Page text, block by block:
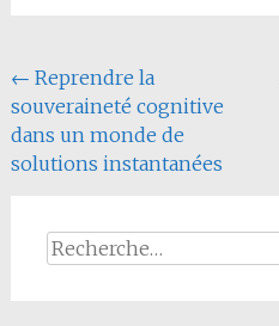
Navigation
de
l'article
← Reprendre la
souveraineté cognitive
dans un monde de
solutions instantanées
Rechercher :